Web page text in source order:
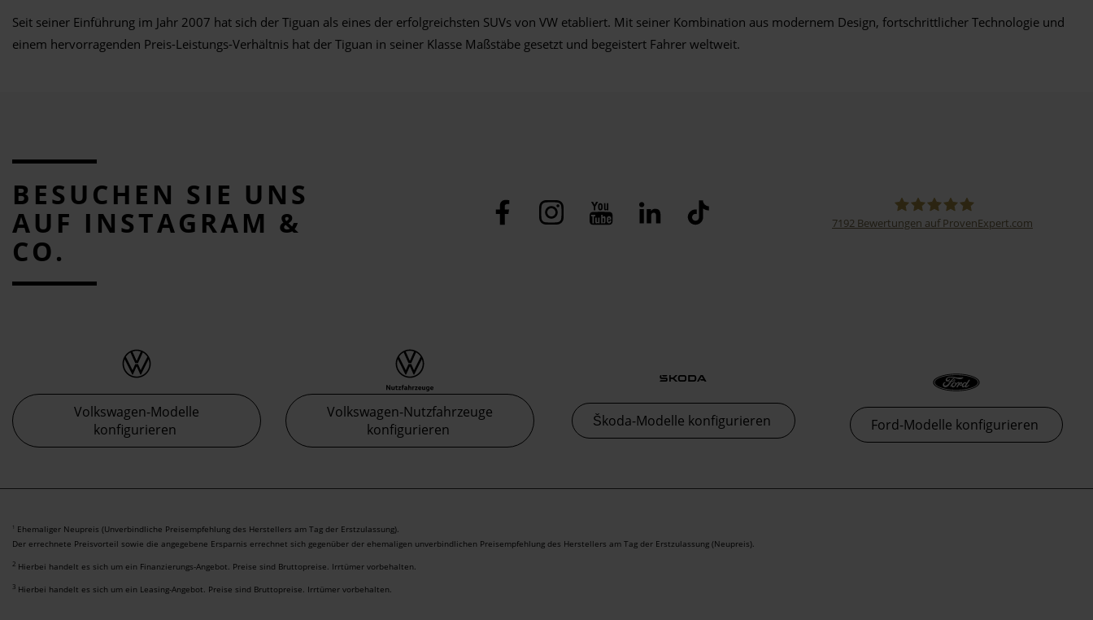
Seit seiner Einführung im Jahr 2007 hat sich der Tiguan als eines der erfolgreichsten SUVs von VW etabliert. Mit seiner Kombination aus modernem Design, fortschrittlicher Technologie und
einem hervorragenden Preis-Leistungs-Verhältnis hat der Tiguan in seiner Klasse Maßstäbe gesetzt und begeistert Fahrer weltweit.
BESUCHEN SIE UNS
AUF INSTAGRAM &
CO.
7192 Bewertungen auf ProvenExpert.com
Volkswagen-Modelle
konfigurieren
Volkswagen-Nutzfahrzeuge
konfigurieren
Škoda-Modelle konfigurieren Ford-Modelle konfigurieren
1 Ehemaliger Neupreis (Unverbindliche Preisempfehlung des Herstellers am Tag der Erstzulassung).
Der errechnete Preisvorteil sowie die angegebene Ersparnis errechnet sich gegenüber der ehemaligen unverbindlichen Preisempfehlung des Herstellers am Tag der Erstzulassung (Neupreis).
2 Hierbei handelt es sich um ein Finanzierungs-Angebot. Preise sind Bruttopreise. Irrtümer vorbehalten.
3 Hierbei handelt es sich um ein Leasing-Angebot. Preise sind Bruttopreise. Irrtümer vorbehalten.